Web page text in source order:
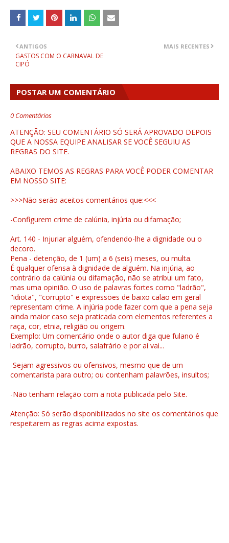
MAIS RECENTES
ANTIGOS
GASTOS COM O CARNAVAL DE
CIPÓ
POSTAR UM COMENTÁRIO
0 Comentários
ATENÇÃO: SEU COMENTÁRIO SÓ SERÁ APROVADO DEPOIS
QUE A NOSSA EQUIPE ANALISAR SE VOCÊ SEGUIU AS
REGRAS DO SITE.
ABAIXO TEMOS AS REGRAS PARA VOCÊ PODER COMENTAR
EM NOSSO SITE:
>>>Não serão aceitos comentários que:<<<
-Configurem crime de calúnia, injúria ou difamação;
Art. 140 - Injuriar alguém, ofendendo-lhe a dignidade ou o
decoro.
Pena - detenção, de 1 (um) a 6 (seis) meses, ou multa.
É qualquer ofensa à dignidade de alguém. Na injúria, ao
contrário da calúnia ou difamação, não se atribui um fato,
mas uma opinião. O uso de palavras fortes como "ladrão",
"idiota", "corrupto" e expressões de baixo calão em geral
representam crime. A injúria pode fazer com que a pena seja
ainda maior caso seja praticada com elementos referentes a
raça, cor, etnia, religião ou origem.
Exemplo: Um comentário onde o autor diga que fulano é
ladrão, corrupto, burro, salafrário e por ai vai...
-Sejam agressivos ou ofensivos, mesmo que de um
comentarista para outro; ou contenham palavrões, insultos;
-Não tenham relação com a nota publicada pelo Site.
Atenção: Só serão disponibilizados no site os comentários que
respeitarem as regras acima expostas.